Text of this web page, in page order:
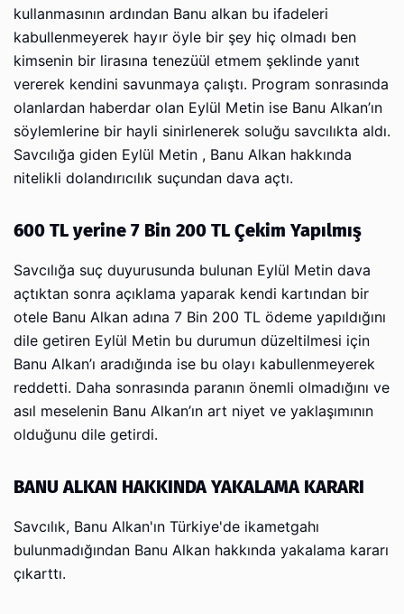
kullanmasının ardından Banu alkan bu ifadeleri
kabullenmeyerek hayır öyle bir şey hiç olmadı ben
kimsenin bir lirasına tenezüül etmem şeklinde yanıt
vererek kendini savunmaya çalıştı. Program sonrasında
olanlardan haberdar olan Eylül Metin ise Banu Alkan’ın
söylemlerine bir hayli sinirlenerek soluğu savcılıkta aldı.
Savcılığa giden Eylül Metin , Banu Alkan hakkında
nitelikli dolandırıcılık suçundan dava açtı.
600 TL yerine 7 Bin 200 TL Çekim Yapılmış
Savcılığa suç duyurusunda bulunan Eylül Metin dava
açtıktan sonra açıklama yaparak kendi kartından bir
otele Banu Alkan adına 7 Bin 200 TL ödeme yapıldığını
dile getiren Eylül Metin bu durumun düzeltilmesi için
Banu Alkan’ı aradığında ise bu olayı kabullenmeyerek
reddetti. Daha sonrasında paranın önemli olmadığını ve
asıl meselenin Banu Alkan’ın art niyet ve yaklaşımının
olduğunu dile getirdi.
BANU ALKAN HAKKINDA YAKALAMA KARARI
Savcılık, Banu Alkan'ın Türkiye'de ikametgahı
bulunmadığından Banu Alkan hakkında yakalama kararı
çıkarttı.